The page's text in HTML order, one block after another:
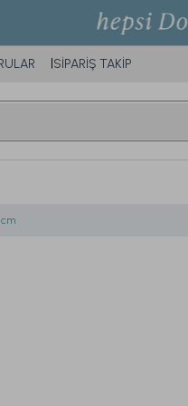
SİPARİŞ TAKİP